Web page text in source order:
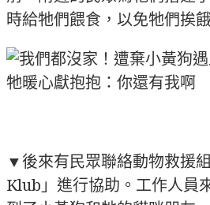
時給牠們餵食，以免牠們挨
▼後來有民眾聯絡動物救援
Klub」進行協助。工作人員